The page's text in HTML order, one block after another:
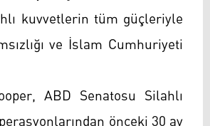
kuvvetlerin tüm güçleriyle
ve İslam Cumhuriyeti
ABD Senatosu Silahlı